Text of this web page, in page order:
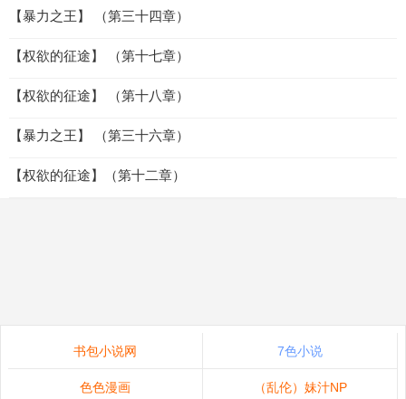
【暴力之王】 （第三十四章）
【权欲的征途】 （第十七章）
【权欲的征途】 （第十八章）
【暴力之王】 （第三十六章）
【权欲的征途】（第十二章）
书包小说网 7色小说
色色漫画 （乱伦）妹汁NP